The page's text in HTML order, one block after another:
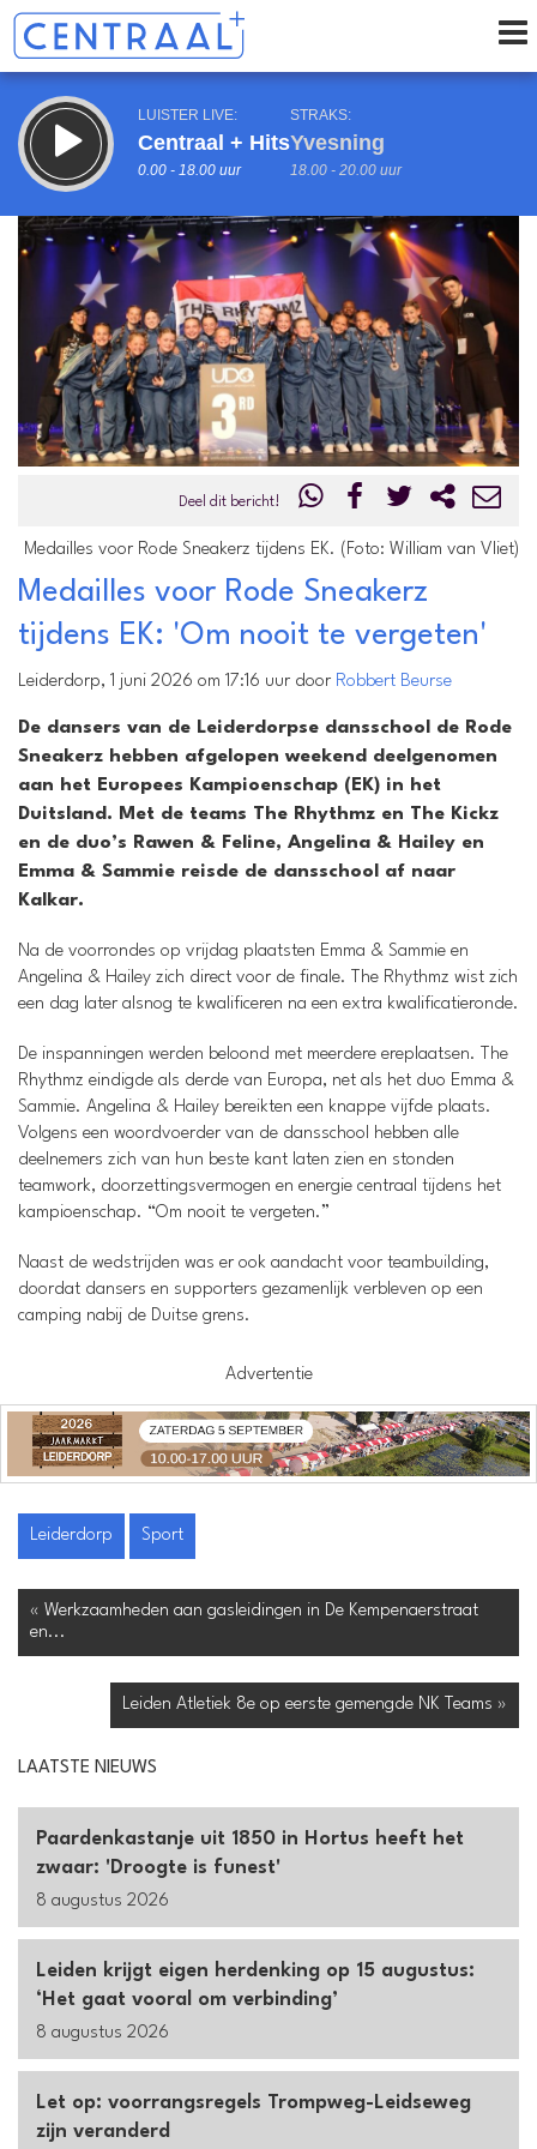
LUISTER LIVE:
Centraal + Hits
0.00 - 18.00 uur
STRAKS:
Yvesning
18.00 - 20.00 uur
Vorig uur uur 1 van 0 Volgend uur
Inklappen
Deel dit bericht!
Medailles voor Rode Sneakerz tijdens EK. (Foto: William van Vliet)
Medailles voor Rode Sneakerz
tijdens EK: 'Om nooit te vergeten'
Leiderdorp, 1 juni 2026 om 17:16 uur door Robbert Beurse
De dansers van de Leiderdorpse dansschool de Rode
Sneakerz hebben afgelopen weekend deelgenomen
aan het Europees Kampioenschap (EK) in het
Duitsland. Met de teams The Rhythmz en The Kickz
en de duo’s Rawen & Feline, Angelina & Hailey en
Emma & Sammie reisde de dansschool af naar
Kalkar.
Na de voorrondes op vrijdag plaatsten Emma & Sammie en
Angelina & Hailey zich direct voor de finale. The Rhythmz wist zich
een dag later alsnog te kwalificeren na een extra kwalificatieronde.
De inspanningen werden beloond met meerdere ereplaatsen. The
Rhythmz eindigde als derde van Europa, net als het duo Emma &
Sammie. Angelina & Hailey bereikten een knappe vijfde plaats.
Volgens een woordvoerder van de dansschool hebben alle
deelnemers zich van hun beste kant laten zien en stonden
teamwork, doorzettingsvermogen en energie centraal tijdens het
kampioenschap. “Om nooit te vergeten.”
Naast de wedstrijden was er ook aandacht voor teambuilding,
doordat dansers en supporters gezamenlijk verbleven op een
camping nabij de Duitse grens.
Advertentie
Leiderdorp Sport
« Werkzaamheden aan gasleidingen in De Kempenaerstraat
en...
Leiden Atletiek 8e op eerste gemengde NK Teams »
LAATSTE NIEUWS
Paardenkastanje uit 1850 in Hortus heeft het
zwaar: 'Droogte is funest'
8 augustus 2026
Leiden krijgt eigen herdenking op 15 augustus:
‘Het gaat vooral om verbinding’
8 augustus 2026
Let op: voorrangsregels Trompweg-Leidseweg
zijn veranderd